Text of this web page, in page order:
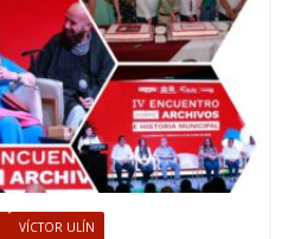
VÍCTOR ULÍN